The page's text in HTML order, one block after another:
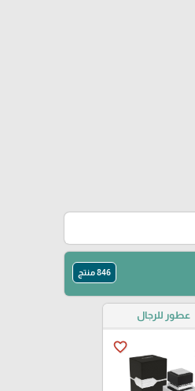
846 منتج
عطور للرجال
favorite_border